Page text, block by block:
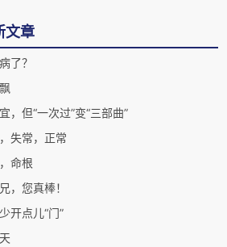
文章
了？
，但“一次过”变“三部曲”
失常，正常
命根
，您真棒！
开点儿“门”